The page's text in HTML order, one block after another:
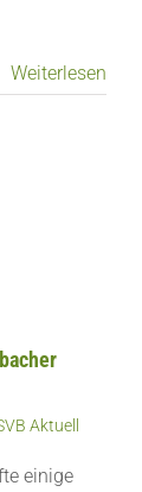
Weiterlesen
Aktuell
einige